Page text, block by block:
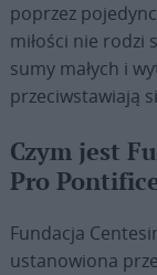
poprzez
miłości nie rodzi
sumy małych i
przeciwstawiają
Czym jest
Pro
Fundacja
ustanowiona